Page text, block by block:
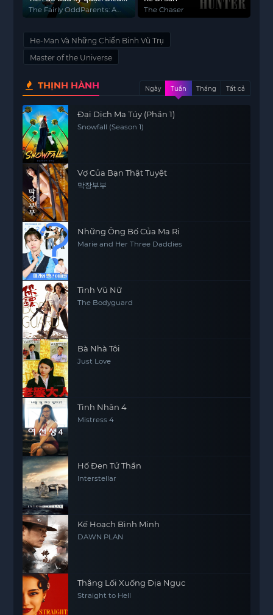
ước mới (Phần 2)
The Fairly OddParents: A
New Wish Season 2
The Chaser
He-Man Và Những Chiến Binh Vũ Trụ
Master of the Universe
THỊNH HÀNH Ngày Tuần Tháng Tất cả
Đại Dịch Ma Túy (Phần 1)
Snowfall (Season 1)
Vợ Của Bạn Thật Tuyệt
막장부부
Những Ông Bố Của Ma Ri
Marie and Her Three Daddies
Tình Vũ Nữ
The Bodyguard
Bà Nhà Tôi
Just Love
Tình Nhân 4
Mistress 4
Hố Đen Tử Thần
Interstellar
Kế Hoạch Bình Minh
DAWN PLAN
Thẳng Lối Xuống Địa Ngục
Straight to Hell